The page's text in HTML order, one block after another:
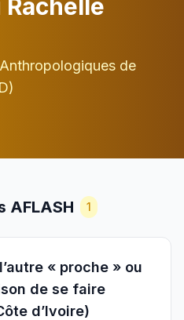
de
AFLASH 1
« proche » ou
de se faire
d’Ivoire)